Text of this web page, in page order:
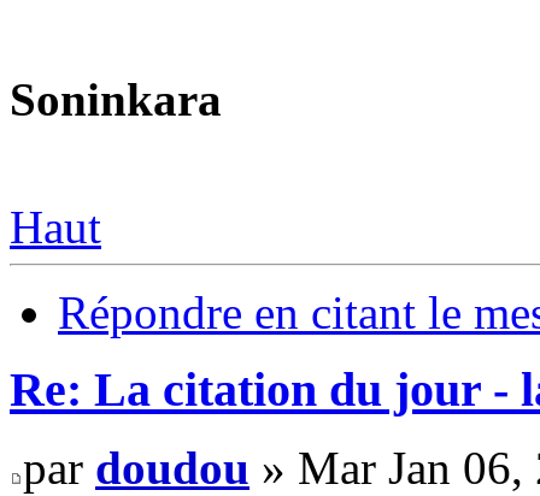
Soninkara
Haut
Répondre en citant le
Re: La citation du jour -
par doudou » Mar Jan